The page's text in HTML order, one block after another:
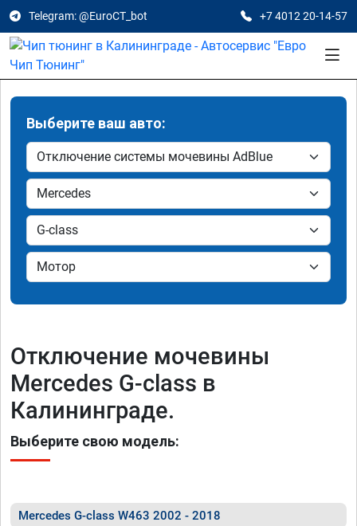
Telegram: @EuroCT_bot +7 4012 20-14-57
Выберите ваш авто:
Отключение мочевины
Mercedes G-class в
Калининграде.
Выберите свою модель:
Mercedes G-class W463 2002 - 2018